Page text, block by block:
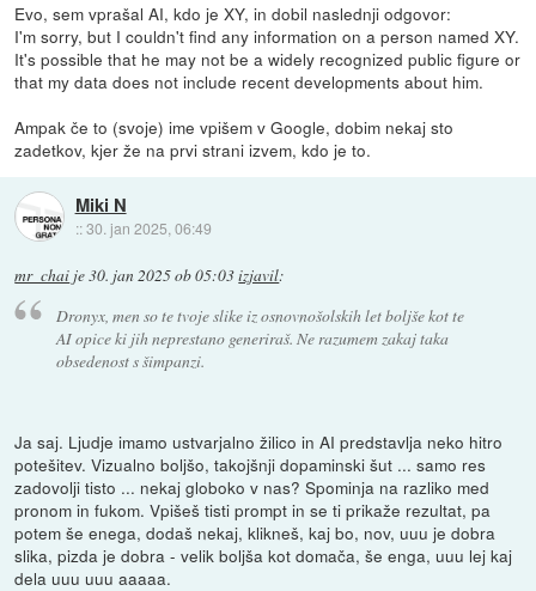
Evo, sem vprašal AI, kdo je XY, in dobil naslednji odgovor:
I'm sorry, but I couldn't find any information on a person named XY.
It's possible that he may not be a widely recognized public figure or
that my data does not include recent developments about him.
Ampak če to (svoje) ime vpišem v Google, dobim nekaj sto
zadetkov, kjer že na prvi strani izvem, kdo je to.
Miki N
::30. jan 2025, 06:49
mr_chai je30. jan 2025 ob 05:03izjavil:
Dronyx, men so te tvoje slike iz osnovnošolskih let boljše kot te
AI opice ki jih neprestano generiraš. Ne razumem zakaj taka
obsedenost s šimpanzi.
Ja saj. Ljudje imamo ustvarjalno žilico in AI predstavlja neko hitro
potešitev. Vizualno boljšo, takojšnji dopaminski šut ... samo res
zadovolji tisto ... nekaj globoko v nas? Spominja na razliko med
pronom in fukom. Vpišeš tisti prompt in se ti prikaže rezultat, pa
potem še enega, dodaš nekaj, klikneš, kaj bo, nov, uuu je dobra
slika, pizda je dobra - velik boljša kot domača, še enga, uuu lej kaj
dela uuu uuu aaaaa.